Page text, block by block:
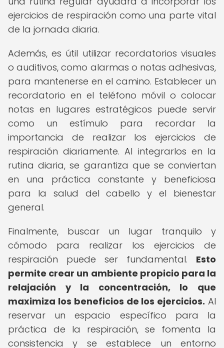
ejercicios de respiración como una parte vital
de la jornada diaria.
Además, es útil utilizar recordatorios visuales
o auditivos, como alarmas o notas adhesivas,
para mantenerse en el camino. Establecer un
recordatorio en el teléfono móvil o colocar
notas en lugares estratégicos puede servir
como un estímulo para recordar la
importancia de realizar los ejercicios de
respiración diariamente. Al integrarlos en la
rutina diaria, se garantiza que se conviertan
en una práctica constante y beneficiosa
para la salud del cabello y el bienestar
general.
Finalmente, buscar un lugar tranquilo y
cómodo para realizar los ejercicios de
respiración puede ser fundamental. Esto
permite crear un ambiente propicio para la
relajación y la concentración, lo que
maximiza los beneficios de los ejercicios. Al
reservar un espacio específico para la
práctica de la respiración, se fomenta la
consistencia y se establece un entorno